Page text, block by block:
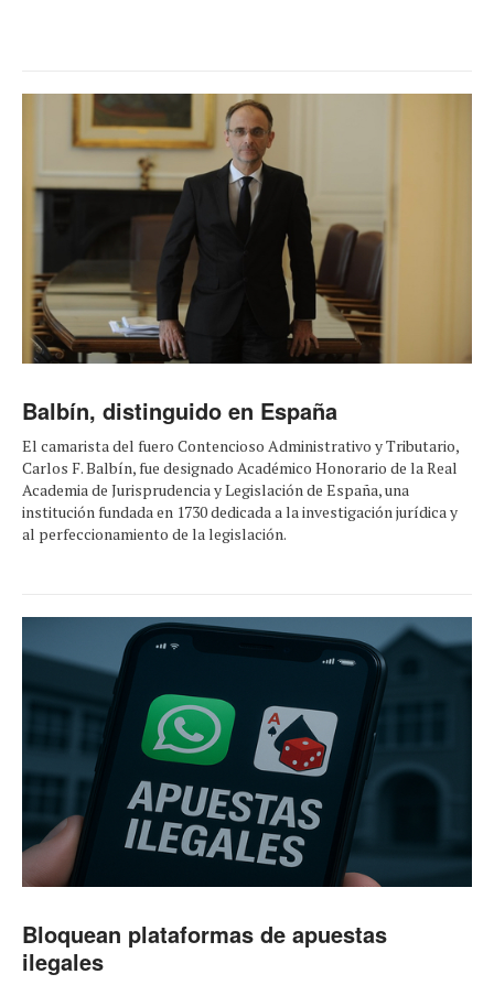
Balbín, distinguido en España
El camarista del fuero Contencioso Administrativo y Tributario,
Carlos F. Balbín, fue designado Académico Honorario de la Real
Academia de Jurisprudencia y Legislación de España, una
institución fundada en 1730 dedicada a la investigación jurídica y
al perfeccionamiento de la legislación.
Bloquean plataformas de apuestas
ilegales